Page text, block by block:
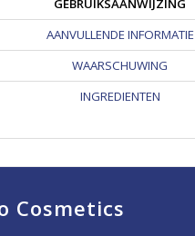
AANVULLENDE INFORMATIE
WAARSCHUWING
INGREDIENTEN
Cosmetics